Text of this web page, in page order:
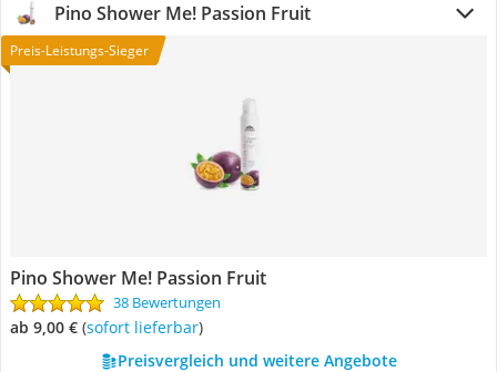
Pino Shower Me! Passion Fruit
Preis-Leistungs-Sieger
Pino Shower Me! Passion Fruit
38 Bewertungen
ab 9,00 € ( Sofort lieferbar)
Preisvergleich und weitere Angebote